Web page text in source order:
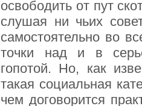
освободить от пут
слушая ни чьих
самостоятельно во
точки над и в
гопотой. Но, как
такая социальная
чем договорится